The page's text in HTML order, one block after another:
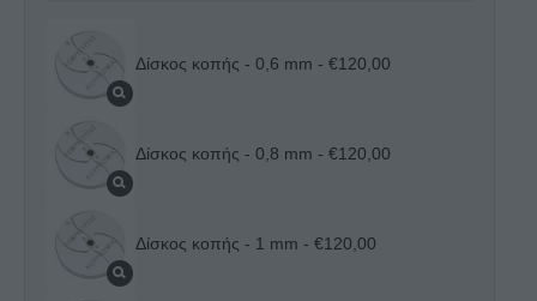
Δίσκος κοπής - 0,6 mm - €120,00
Δίσκος κοπής - 0,8 mm - €120,00
Δίσκος κοπής - 1 mm - €120,00